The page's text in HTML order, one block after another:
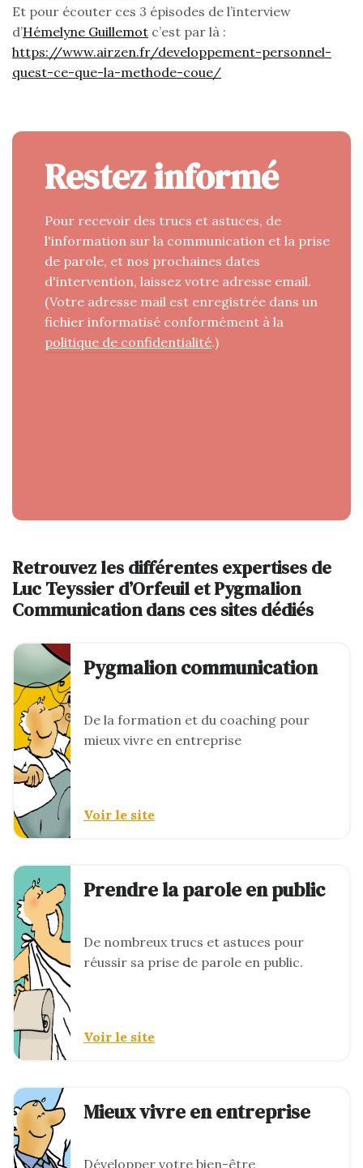
Et pour écouter ces 3 épisodes de l’interview
d’Hémelyne Guillemot c’est par là :
https://www.airzen.fr/developpement-personnel-
quest-ce-que-la-methode-coue/
Restez informé
Pour recevoir des trucs et astuces, de
l'information sur la communication et la prise
de parole, et nos prochaines dates
d'intervention, laissez votre adresse email.
(Votre adresse mail est enregistrée dans un
fichier informatisé conformément à la
politique de confidentialité.)
Retrouvez les différentes expertises de
Luc Teyssier d’Orfeuil et Pygmalion
Communication dans ces sites dédiés
Pygmalion communication
De la formation et du coaching pour
mieux vivre en entreprise
Voir le site
Prendre la parole en public
De nombreux trucs et astuces pour
réussir sa prise de parole en public.
Voir le site
Mieux vivre en entreprise
Développer votre bien-être